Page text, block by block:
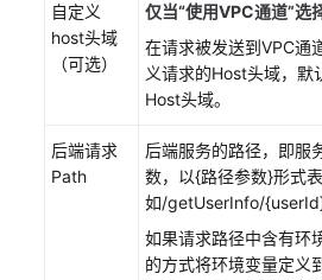
源
自定义
host头域
（可选）
仅当“使用VPC通道”选
在请求被发送到VPC通
义请求的Host头域，默
Host头域。
后端请求
Path
后端服务的路径，即服
数，以{路径参数}形式
如/getUserInfo/{userId}
如果请求路径中含有环
的方式将环境变量定义